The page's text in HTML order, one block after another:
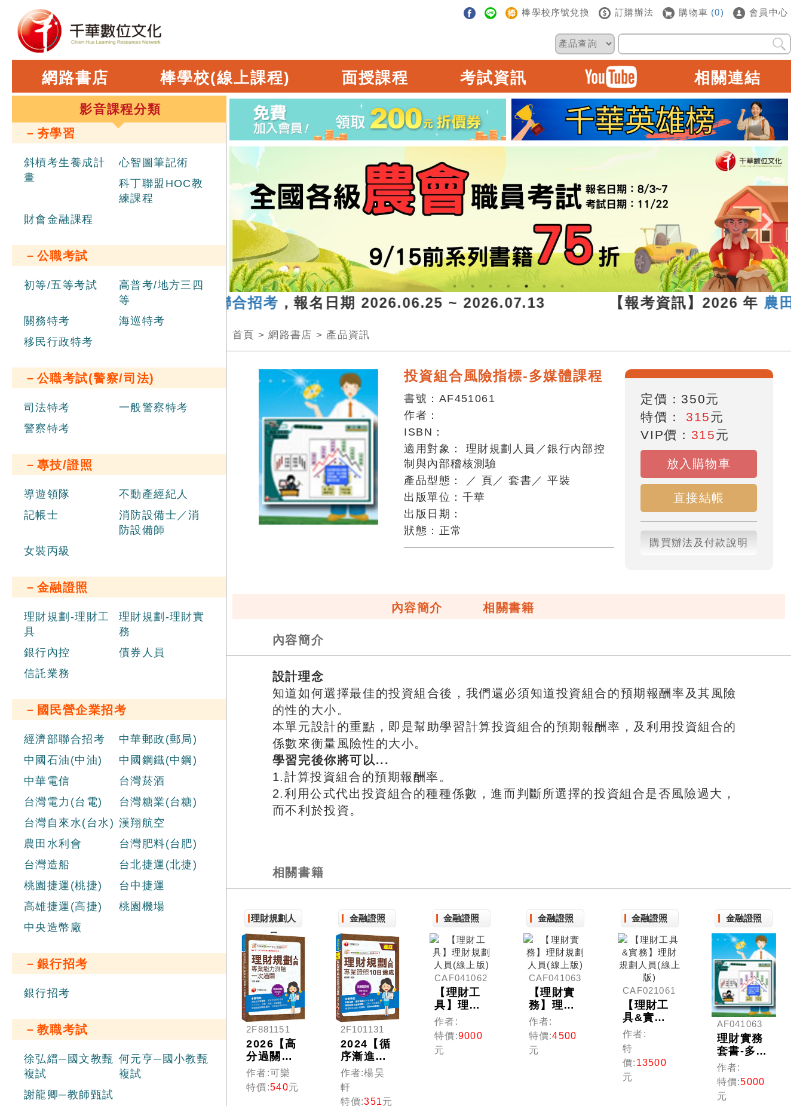
棒學校序號兌換 訂購辦法 購物車 (0) 會員中心
網路書店 棒學校(線上課程) 面授課程 考試資訊 相關連結
影音課程分類
－夯學習
斜槓考生養成計
畫
心智圖筆記術
科丁聯盟HOC教
練課程
財會金融課程
－公職考試
初等/五等考試
高普考/地方三四
等
關務特考
海巡特考
移民行政特考
－公職考試(警察/司法)
司法特考
一般警察特考
警察特考
－專技/證照
導遊領隊
不動產經紀人
記帳士
消防設備士／消
防設備師
女裝丙級
－金融證照
理財規劃-理財工
具
理財規劃-理財實
務
銀行內控
債券人員
信託業務
－國民營企業招考
經濟部聯合招考
中華郵政(郵局)
中國石油(中油)
中國鋼鐵(中鋼)
中華電信
台灣菸酒
台灣電力(台電)
台灣糖業(台糖)
台灣自來水(台水) 漢翔航空
農田水利會
台灣肥料(台肥)
台灣造船
台北捷運(北捷)
桃園捷運(桃捷)
台中捷運
高雄捷運(高捷)
桃園機場
中央造幣廠
－銀行招考
銀行招考
－教職考試
徐弘縉─國文教甄
複試
何元亨─國小教甄
複試
謝龍卿─教師甄試
經濟部新進職員辦理聯合招考，報名日期 2026.06.25 ~ 2026.07.13 【報考資訊】2026 年 農田水
首頁 >網路書店 > 產品資訊
投資組合風險指標-多媒體課程
書號： AF451061
作者：
ISBN：
適用對象：理財規劃人員／銀行內部控
制與內部稽核測驗
產品型態：
／ 頁 ／套書 ／平裝
出版單位： 千華
出版日期：
狀態： 正常
定價： 350元
特價： 315元
VIP價： 315元
放入購物車
直接結帳
購買辦法及付款說明
內容簡介 相關書籍
內容簡介
設計理念
知道如何選擇最佳的投資組合後，我們還必須知道投資組合的預期報酬率及其風險
的性的大小。
本單元設計的重點，即是幫助學習計算投資組合的預期報酬率，及利用投資組合的
係數來衡量風險性的大小。
學習完後你將可以...
1.計算投資組合的預期報酬率。
2.利用公式代出投資組合的種種係數，進而判斷所選擇的投資組合是否風險過大，
而不利於投資。
相關書籍
理財規劃人
員
2F881151
2026【高
分過關看
這本!】理
財規劃人
員專業能
作者:可樂
特價:540元
金融證照
2F101131
2024【循
序漸進的
10日規
劃】理財
規劃人員
作者:楊昊
軒
特價:351元
金融證照
CAF041062
【理財工
具】理財
規劃人員
(線上版)
作者:
特價:9000
元
金融證照
CAF041063
【理財實
務】理財
規劃人員
(線上版)
作者:
特價:4500
元
金融證照
CAF021061
【理財工
具&實
務】理財
規劃人員
(線上版)
作者:
特
價: 13500
元
金融證照
AF041063
理財實務
套書-多媒
體課程(理
財規劃人
員)
作者:
特價:5000
元